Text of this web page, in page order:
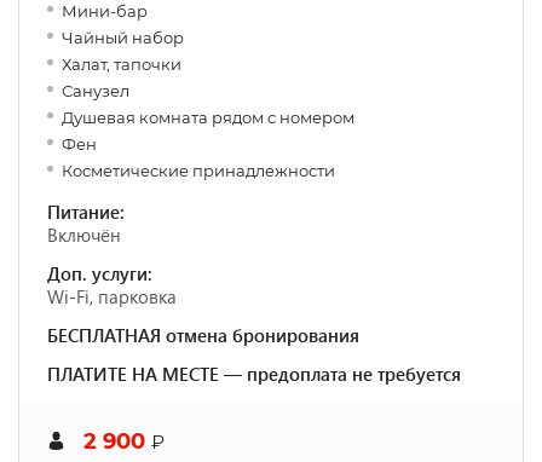
Мини-бар
Чайный набор
Халат, тапочки
Санузел
Душевая комната рядом с номером
Фен
Косметические принадлежности
Питание:
Включён
Доп. услуги:
Wi-Fi, парковка
БЕСПЛАТНАЯ отмена бронирования
ПЛАТИТЕ НА МЕСТЕ — предоплата не требуется
2 900 ₽